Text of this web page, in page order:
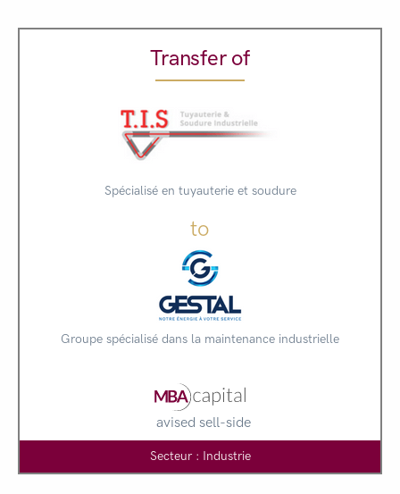
Transfer of
Spécialisé en tuyauterie et soudure
to
Groupe spécialisé dans la maintenance industrielle
avised sell-side
Secteur : Industrie